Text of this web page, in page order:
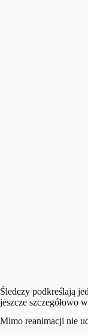
Śledczy podkreślają
jeszcze szczegółowo
Mimo reanimacji nie